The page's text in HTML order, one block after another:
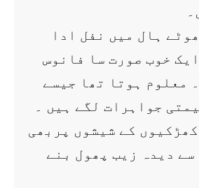
ہال میں نفل ادا
خوب صورت سا فانوس
معلوم ہوتا تھا جیسے
جواہرات لگے ہیں ۔
کے شیشوں پربھی
سے دیدہ زیب پھول بنے